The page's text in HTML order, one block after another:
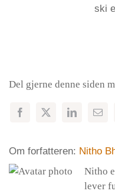
ski
Del gjerne denne siden
Om forfatteren: Nitho
Nitho
lever